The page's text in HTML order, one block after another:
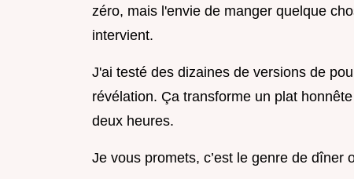
zéro, mais l'envie de manger quelque
intervient.
J'ai testé des dizaines de versions de
révélation. Ça transforme un plat
deux heures.
Je vous promets, c’est le genre de dîner